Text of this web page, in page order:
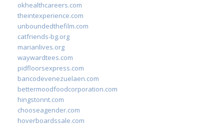
okhealthcareers.com
theintexperience.com
unboundedthefilm.com
catfriends-bg.org
marianlives.org
waywardtees.com
pidfloorsexpress.com
bancodevenezuelaen.com
bettermoodfoodcorporation.com
hingstonnt.com
chooseagender.com
hoverboardssale.com